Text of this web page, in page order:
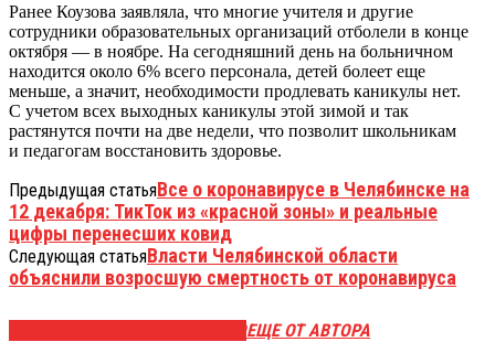
Ранее Коузова заявляла, что многие учителя и другие
сотрудники образовательных организаций отболели в конце
октября — в ноябре. На сегодняшний день на больничном
находится около 6% всего персонала, детей болеет еще
меньше, а значит, необходимости продлевать каникулы нет.
С учетом всех выходных каникулы этой зимой и так
растянутся почти на две недели, что позволит школьникам
и педагогам восстановить здоровье.
Предыдущая статьяВсе о коронавирусе в Челябинске на
12 декабря: ТикТок из «красной зоны» и реальные
цифры перенесших ковид
Следующая статьяВласти Челябинской области
объяснили возросшую смертность от коронавируса
ЕЩЕ ОТ АВТОРА